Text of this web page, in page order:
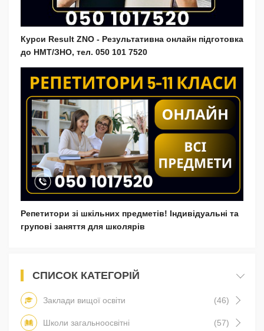
СПИСОК КАТЕГОРІЙ
Заклади вищої освіти (46)
Школи загальноосвітні (57)
Курси Result ZNO - Результативна онлайн підготовка
до НМТ/ЗНО, тел. 050 101 7520
Репетитори зі шкільних предметів! Індивідуальні та
групові заняття для школярів